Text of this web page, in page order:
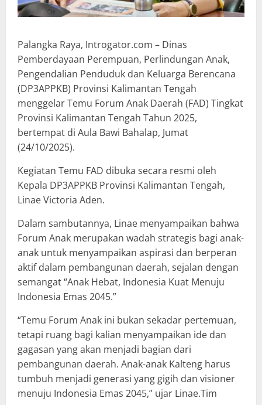
Palangka Raya, Introgator.com – Dinas
Pemberdayaan Perempuan, Perlindungan Anak,
Pengendalian Penduduk dan Keluarga Berencana
(DP3APPKB) Provinsi Kalimantan Tengah
menggelar Temu Forum Anak Daerah (FAD) Tingkat
Provinsi Kalimantan Tengah Tahun 2025,
bertempat di Aula Bawi Bahalap, Jumat
(24/10/2025).
Kegiatan Temu FAD dibuka secara resmi oleh
Kepala DP3APPKB Provinsi Kalimantan Tengah,
Linae Victoria Aden.
Dalam sambutannya, Linae menyampaikan bahwa
Forum Anak merupakan wadah strategis bagi anak-
anak untuk menyampaikan aspirasi dan berperan
aktif dalam pembangunan daerah, sejalan dengan
semangat “Anak Hebat, Indonesia Kuat Menuju
Indonesia Emas 2045.”
“Temu Forum Anak ini bukan sekadar pertemuan,
tetapi ruang bagi kalian menyampaikan ide dan
gagasan yang akan menjadi bagian dari
pembangunan daerah. Anak-anak Kalteng harus
tumbuh menjadi generasi yang gigih dan visioner
menuju Indonesia Emas 2045,” ujar Linae.Tim